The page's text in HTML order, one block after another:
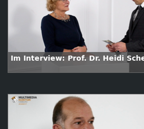
Im Interview: Prof. Dr. Heidi